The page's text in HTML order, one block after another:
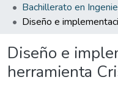
Diseño e
herramienta